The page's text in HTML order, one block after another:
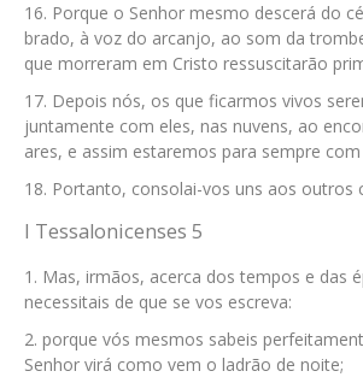
Porque o Senhor mesmo descerá do
brado, à voz do arcanjo, ao som da
que morreram em Cristo ressuscitarão
Depois nós, os que ficarmos vivos
juntamente com eles, nas nuvens, ao
ares, e assim estaremos para sempre
Portanto, consolai-vos uns aos outros
I Tessalonicenses 5
Mas, irmãos, acerca dos tempos e das
necessitais de que se vos escreva:
porque vós mesmos sabeis
Senhor virá como vem o ladrão de noite;